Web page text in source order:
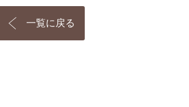
一覧に戻る